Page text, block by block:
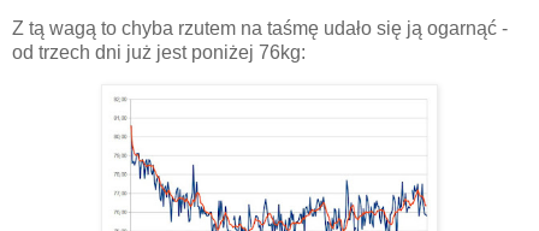
Z tą wagą to chyba rzutem na taśmę udało się ją ogarnąć -
od trzech dni już jest poniżej 76kg: